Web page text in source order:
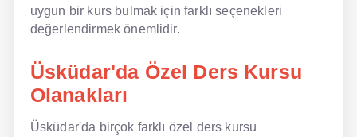
uygun bir kurs bulmak için farklı seçenekleri
değerlendirmek önemlidir.
Üsküdar'da Özel Ders Kursu
Olanakları
Üsküdar'da birçok farklı özel ders kursu